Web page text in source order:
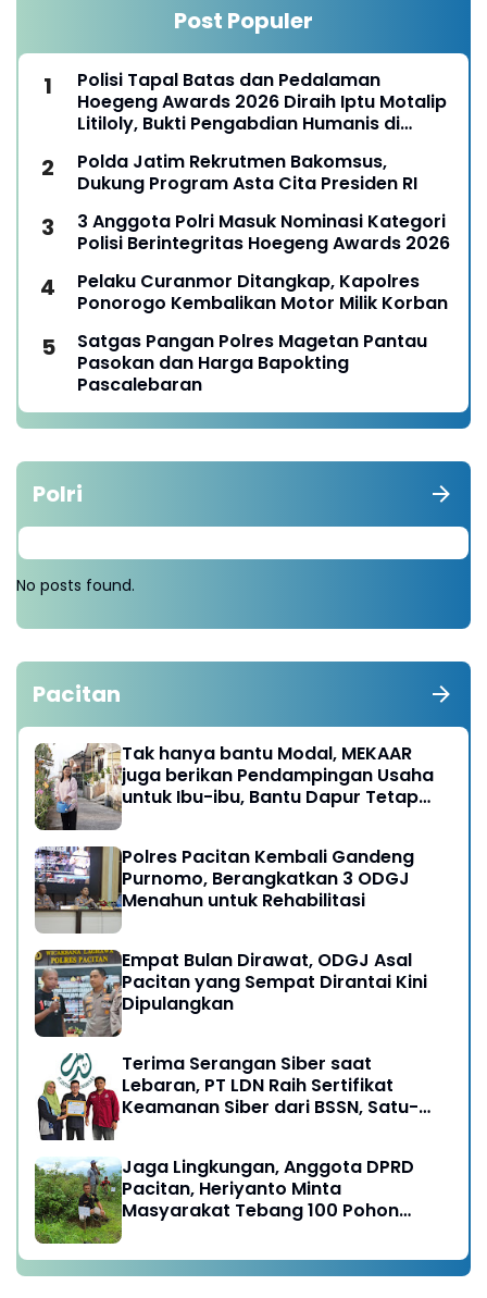
Post Populer
Polisi Tapal Batas dan Pedalaman
Hoegeng Awards 2026 Diraih Iptu Motalip
Litiloly, Bukti Pengabdian Humanis di
Polda Jatim Rekrutmen Bakomsus,
Dukung Program Asta Cita Presiden RI
3 Anggota Polri Masuk Nominasi Kategori
Polisi Berintegritas Hoegeng Awards 2026
Pelaku Curanmor Ditangkap, Kapolres
Ponorogo Kembalikan Motor Milik Korban
Satgas Pangan Polres Magetan Pantau
Pasokan dan Harga Bapokting
Pascalebaran
Polri
No posts found.
Pacitan
Tak hanya bantu Modal, MEKAAR
juga berikan Pendampingan Usaha
untuk Ibu-ibu, Bantu Dapur Tetap
Polres Pacitan Kembali Gandeng
Purnomo, Berangkatkan 3 ODGJ
Menahun untuk Rehabilitasi
Empat Bulan Dirawat, ODGJ Asal
Pacitan yang Sempat Dirantai Kini
Dipulangkan
Terima Serangan Siber saat
Lebaran, PT LDN Raih Sertifikat
Keamanan Siber dari BSSN, Satu-
Jaga Lingkungan, Anggota DPRD
Pacitan, Heriyanto Minta
Masyarakat Tebang 100 Pohon